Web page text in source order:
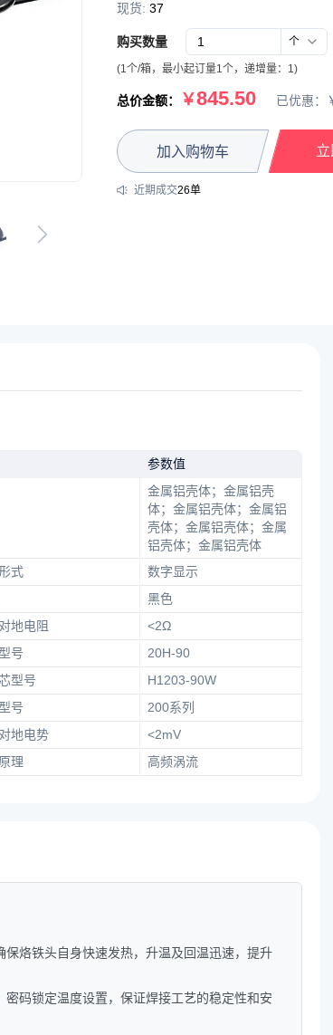
现货: 37
购买数量 个
(1个/箱 ， 最小起订量1个，递增量： 1)
总价金额： ￥845.50 已优惠：
加入购物车
近期成交26单
参数值
金属铝壳体；金属铝壳
体；金属铝壳体；金属铝
壳体；金属铝壳体；金属
铝壳体；金属铝壳体
式
数字显示
黑色
地电阻
<2Ω
号
20H-90
型号
H1203-90W
号
200系列
地电势
<2mV
理
高频涡流
烙铁头自身快速发热，升温及回温迅速，提升
码锁定温度设置，保证焊接工艺的稳定性和安